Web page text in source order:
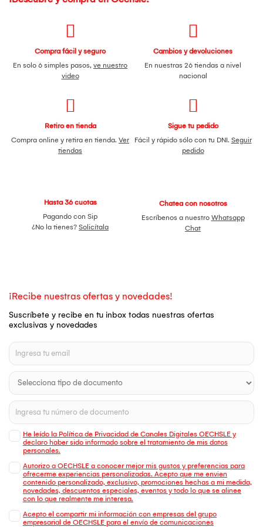
Compra fácil y seguro
En solo 6 simples pasos, ve nuestro
video
Cambios y devoluciones
En nuestras 26 tiendas a nivel
nacional
Retiro en tienda
Compra online y retira en tienda. Ver
tiendas
Sigue tu pedido
Fácil y rápido sólo con tu DNI. Seguir
pedido
Hasta 36 cuotas
Pagando con Sip
¿No la tienes? Solicítala
Chatea con nosotros
Escríbenos a nuestro Whatsapp
Chat
¡Recibe nuestras ofertas y novedades!
Suscríbete y recibe en tu inbox todas nuestras ofertas
exclusivas y novedades
He leído la Política de Privacidad de Canales Digitales OECHSLE y
declaro haber sido informado sobre el tratamiento de mis datos
personales.
Autorizo a OECHSLE a conocer mejor mis gustos y preferencias para
ofrecerme experiencias personalizadas. Acepto que me envien
contenido personalizado, exclusivo, promociones hechas a mi medida,
novedades, descuentos especiales, eventos y todo lo que se alinee
con lo que realmente me interesa.
Acepto el compartir mi información con empresas del grupo
empresarial de OECHSLE para el envío de comunicaciones